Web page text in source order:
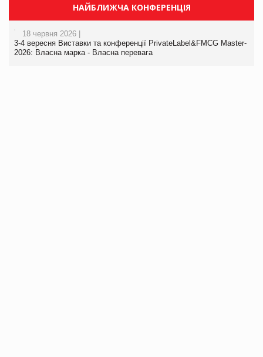
НАЙБЛИЖЧА КОНФЕРЕНЦІЯ
18 червня 2026 |
3-4 вересня Виставки та конференції PrivateLabel&FMCG Master-
2026: Власна марка - Власна перевага